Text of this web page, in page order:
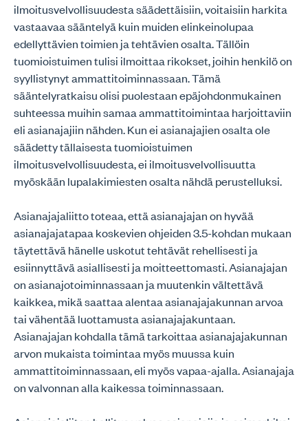
ilmoitusvelvollisuudesta säädettäisiin, voitaisiin harkita
vastaavaa sääntelyä kuin muiden elinkeinolupaa
edellyttävien toimien ja tehtävien osalta. Tällöin
tuomioistuimen tulisi ilmoittaa rikokset, joihin henkilö on
syyllistynyt ammattitoiminnassaan. Tämä
sääntelyratkaisu olisi puolestaan epäjohdonmukainen
suhteessa muihin samaa ammattitoimintaa harjoittaviin
eli asianajajiin nähden. Kun ei asianajajien osalta ole
säädetty tällaisesta tuomioistuimen
ilmoitusvelvollisuudesta, ei ilmoitusvelvollisuutta
myöskään lupalakimiesten osalta nähdä perustelluksi.
Asianajajaliitto toteaa, että asianajajan on hyvää
asianajajatapaa koskevien ohjeiden 3.5-kohdan mukaan
täytettävä hänelle uskotut tehtävät rehellisesti ja
esiinnyttävä asiallisesti ja moitteettomasti. Asianajajan
on asianajotoiminnassaan ja muutenkin vältettävä
kaikkea, mikä saattaa alentaa asianajajakunnan arvoa
tai vähentää luottamusta asianajajakuntaan.
Asianajajan kohdalla tämä tarkoittaa asianajajakunnan
arvon mukaista toimintaa myös muussa kuin
ammattitoiminnassaan, eli myös vapaa-ajalla. Asianajaja
on valvonnan alla kaikessa toiminnassaan.